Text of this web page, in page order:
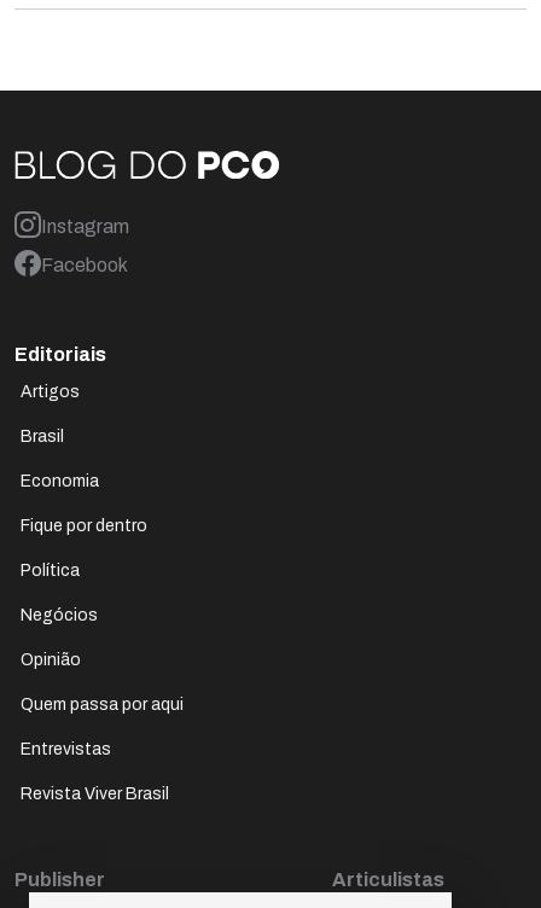
Instagram
Facebook
Editoriais
Artigos
Brasil
Economia
Fique por dentro
Política
Negócios
Opinião
Quem passa por aqui
Entrevistas
Revista Viver Brasil
Publisher Articulistas